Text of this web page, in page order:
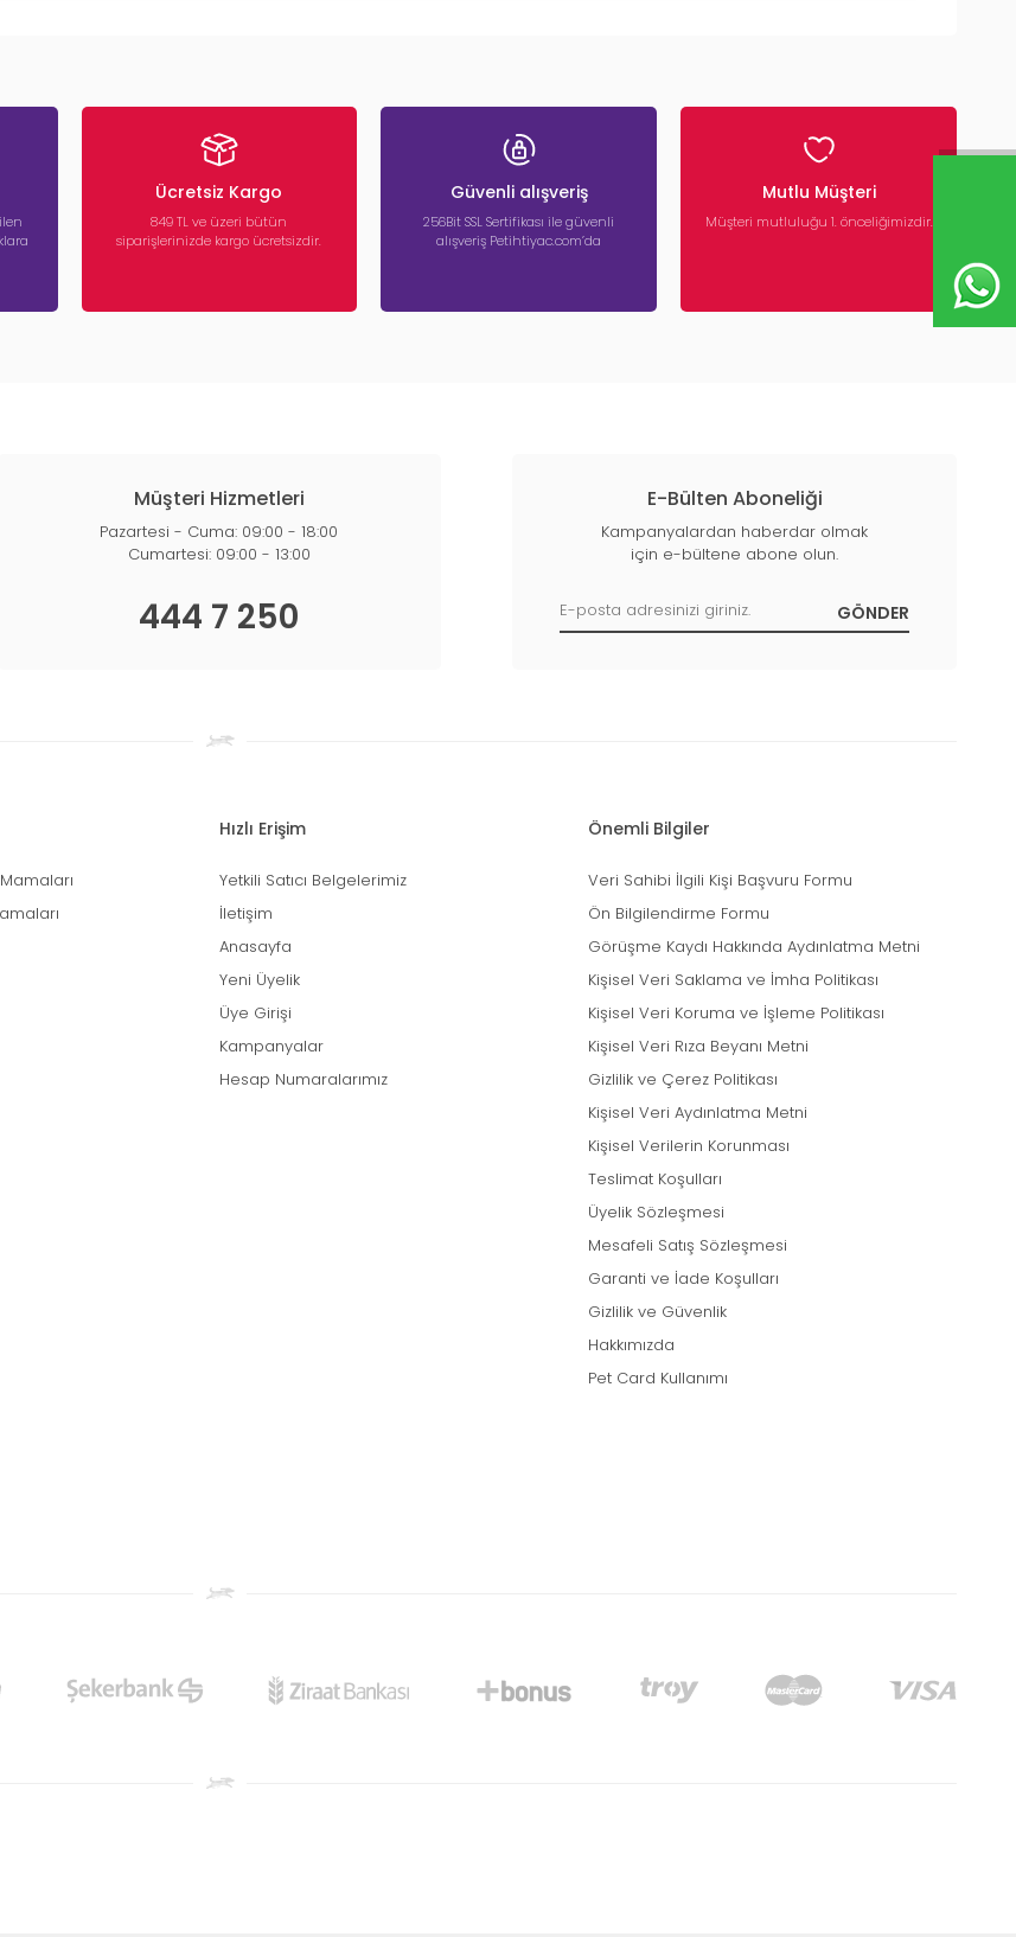
Ücretsiz Kargo
849 TL ve üzeri bütün
siparişlerinizde kargo ücretsizdir.
Güvenli alışveriş
256Bit SSL Sertifikası ile güvenli
alışveriş Petihtiyac.com’da
Mutlu Müşteri
Müşteri mutluluğu 1. önceliğimizdir.
Müşteri Hizmetleri
Pazartesi - Cuma: 09:00 - 18:00
Cumartesi: 09:00 - 13:00
444 7 250
E-Bülten Aboneliği
Kampanyalardan haberdar olmak
için e-bültene abone olun.
Hızlı Erişim
Yetkili Satıcı Belgelerimiz
İletişim
Anasayfa
Yeni Üyelik
Üye Girişi
Kampanyalar
Hesap Numaralarımız
Önemli Bilgiler
Veri Sahibi İlgili Kişi Başvuru Formu
Ön Bilgilendirme Formu
Görüşme Kaydı Hakkında Aydınlatma Metni
Kişisel Veri Saklama ve İmha Politikası
Kişisel Veri Koruma ve İşleme Politikası
Kişisel Veri Rıza Beyanı Metni
Gizlilik ve Çerez Politikası
Kişisel Veri Aydınlatma Metni
Kişisel Verilerin Korunması
Teslimat Koşulları
Üyelik Sözleşmesi
Mesafeli Satış Sözleşmesi
Garanti ve İade Koşulları
Gizlilik ve Güvenlik
Hakkımızda
Pet Card Kullanımı